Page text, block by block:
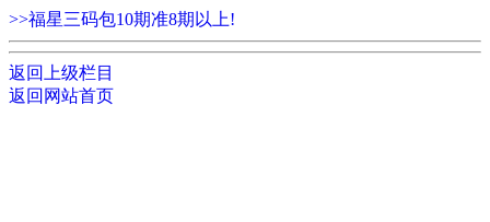
>>福星三码包10期准8期以上!
返回上级栏目
返回网站首页